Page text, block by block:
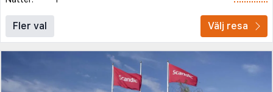
Fler val Välj resa